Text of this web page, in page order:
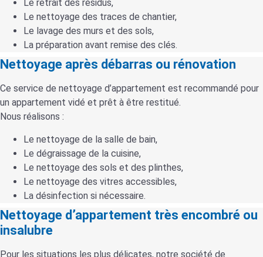
Le retrait des résidus,
Le nettoyage des traces de chantier,
Le lavage des murs et des sols,
La préparation avant remise des clés.
Nettoyage après débarras ou rénovation
Ce service de nettoyage d’appartement est recommandé pour
un appartement vidé et prêt à être restitué.
Nous réalisons :
Le nettoyage de la salle de bain,
Le dégraissage de la cuisine,
Le nettoyage des sols et des plinthes,
Le nettoyage des vitres accessibles,
La désinfection si nécessaire.
Nettoyage d’appartement très encombré ou
insalubre
Pour les situations les plus délicates, notre société de